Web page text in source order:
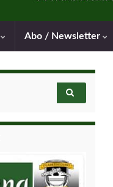
Abo / Newsletter